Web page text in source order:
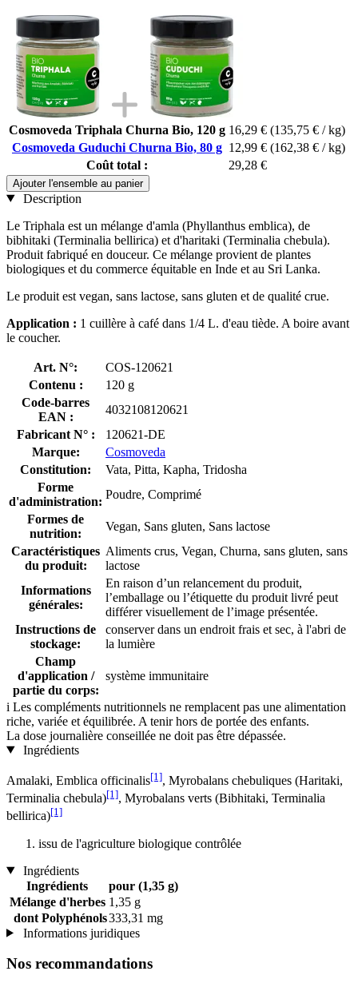
Cosmoveda Triphala Churna Bio, 120 g 16,29 € (135,75 € / kg)
Cosmoveda Guduchi Churna Bio, 80 g 12,99 € (162,38 € / kg)
Coût total :
29,28 €
Ajouter l'ensemble au panier
Description
Le Triphala est un mélange d'amla (Phyllanthus emblica), de
bibhitaki (Terminalia bellirica) et d'haritaki (Terminalia chebula).
Produit fabriqué en douceur. Ce mélange provient de plantes
biologiques et du commerce équitable en Inde et au Sri Lanka.
Le produit est vegan, sans lactose, sans gluten et de qualité crue.
Application : 1 cuillère à café dans 1/4 L. d'eau tiède. A boire avant
le coucher.
Art. N°:
COS-120621
Contenu :
120 g
Code-barres
EAN :
4032108120621
Fabricant N° :
120621-DE
Marque:
Cosmoveda
Constitution:
Vata, Pitta, Kapha, Tridosha
Forme
d'administration:
Poudre, Comprimé
Formes de
nutrition:
Vegan, Sans gluten, Sans lactose
Caractéristiques
du produit:
Aliments crus, Vegan, Churna, sans gluten, sans
lactose
Informations
générales:
En raison d’un relancement du produit,
l’emballage ou l’étiquette du produit livré peut
différer visuellement de l’image présentée.
Instructions de
stockage:
conserver dans un endroit frais et sec, à l'abri de
la lumière
Champ
d'application /
partie du corps:
système immunitaire
i Les compléments nutritionnels ne remplacent pas une alimentation
riche, variée et équilibrée. A tenir hors de portée des enfants.
La dose journalière conseillée ne doit pas être dépassée.
Ingrédients
Amalaki, Emblica officinalis[1], Myrobalans chebuliques (Haritaki,
Terminalia chebula)[1], Myrobalans verts (Bibhitaki, Terminalia
bellirica)[1]
issu de l'agriculture biologique contrôlée
Ingrédients
Ingrédients
pour (1,35 g)
Mélange d'herbes 1,35 g
dont Polyphénols333,31 mg
Informations juridiques
Nos recommandations